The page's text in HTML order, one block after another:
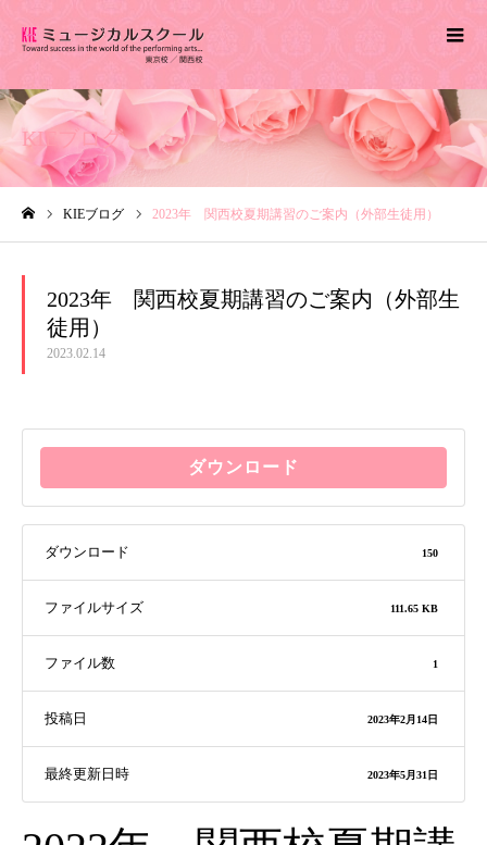
KIEブログ
KIEブログ 2023年 関西校夏期講習のご案内（外部生徒用）
2023年 関西校夏期講習のご案内（外部生
徒用）
2023.02.14
ダウンロード
ダウンロード 150
ファイルサイズ 111.65 KB
ファイル数 1
投稿日 2023年2月14日
最終更新日時 2023年5月31日